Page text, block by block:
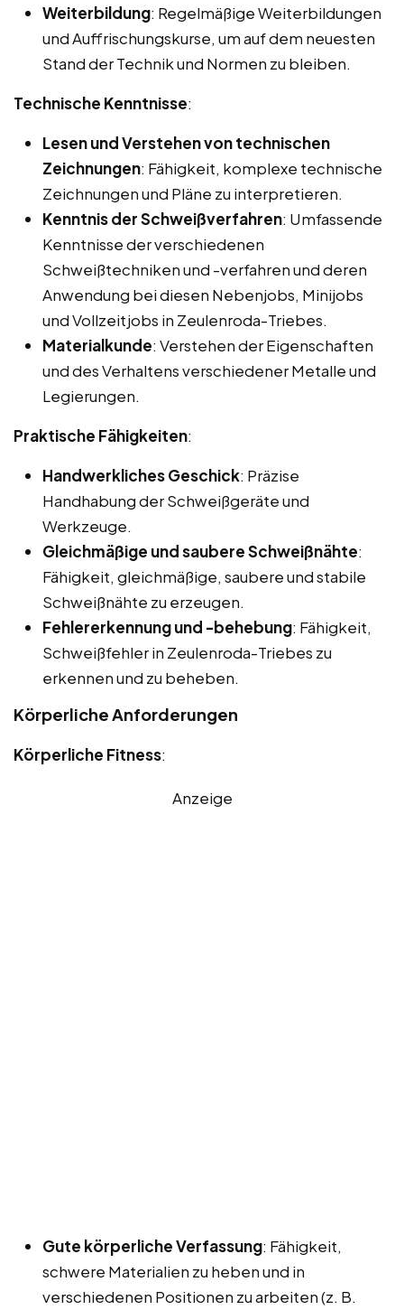
Weiterbildung: Regelmäßige Weiterbildungen
und Auffrischungskurse, um auf dem neuesten
Stand der Technik und Normen zu bleiben.
Technische Kenntnisse:
Lesen und Verstehen von technischen
Zeichnungen: Fähigkeit, komplexe technische
Zeichnungen und Pläne zu interpretieren.
Kenntnis der Schweißverfahren: Umfassende
Kenntnisse der verschiedenen
Schweißtechniken und -verfahren und deren
Anwendung bei diesen Nebenjobs, Minijobs
und Vollzeitjobs in Zeulenroda-Triebes.
Materialkunde: Verstehen der Eigenschaften
und des Verhaltens verschiedener Metalle und
Legierungen.
Praktische Fähigkeiten:
Handwerkliches Geschick: Präzise
Handhabung der Schweißgeräte und
Werkzeuge.
Gleichmäßige und saubere Schweißnähte:
Fähigkeit, gleichmäßige, saubere und stabile
Schweißnähte zu erzeugen.
Fehlererkennung und -behebung: Fähigkeit,
Schweißfehler in Zeulenroda-Triebes zu
erkennen und zu beheben.
Körperliche Anforderungen
Körperliche Fitness:
Anzeige
Gute körperliche Verfassung: Fähigkeit,
schwere Materialien zu heben und in
verschiedenen Positionen zu arbeiten (z. B.